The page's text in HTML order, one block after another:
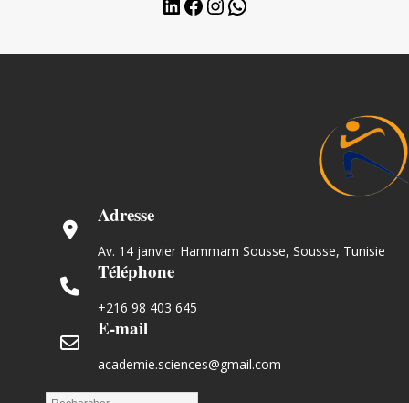
Adresse
Av. 14 janvier Hammam Sousse, Sousse, Tunisie
Téléphone
+216 98 403 645
E-mail
academie.sciences@gmail.com